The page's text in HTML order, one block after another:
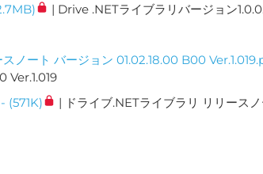
| Drive .NETライブラリバージョン
ノート バージョン 01.02.18.00 B00
Ver.1.019
(571K)
| ドライブ.NETライブラリ リリース